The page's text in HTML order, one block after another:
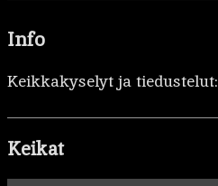
Info
Keikkakyselyt ja tiedustelut:
Keikat